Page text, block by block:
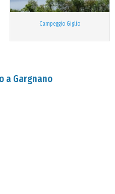
Campeggio Giglio
a Gargnano